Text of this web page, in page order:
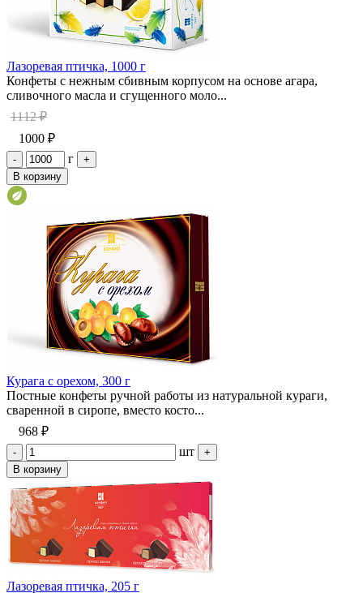
Лазоревая птичка, 1000 г
Конфеты с нежным сбивным корпусом на основе агара,
сливочного масла и сгущенного моло...
1112 ₽
1000 ₽
- г
+
В корзину
Курага с орехом, 300 г
Постные конфеты ручной работы из натуральной кураги,
сваренной в сиропе, вместо косто...
968 ₽
- шт
+
В корзину
Лазоревая птичка, 205 г